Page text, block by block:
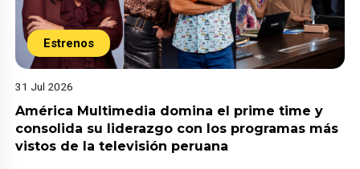
Estrenos
31 Jul 2026
América Multimedia domina el prime time y
consolida su liderazgo con los programas más
vistos de la televisión peruana